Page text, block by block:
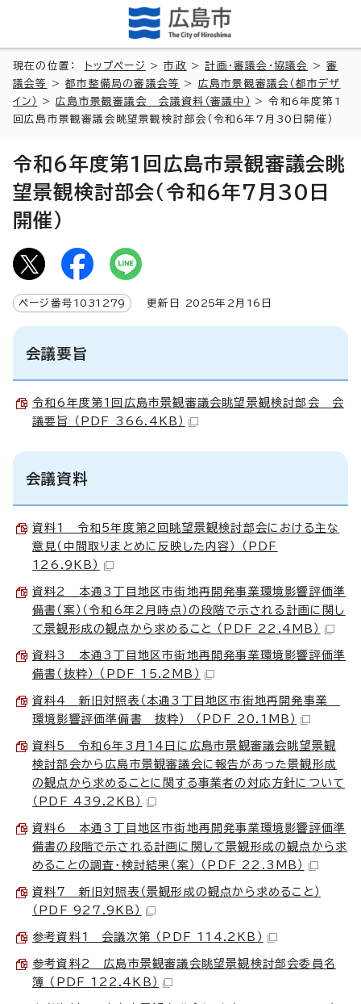
現在の位置： トップページ >市政 >計画・審議会・協議会 >審
議会等
>都市整備局の審議会等 > 広島市景観審議会（都市デザ
イン）
>広島市景観審議会 会議資料（審議中）
> 令和6年度第1
回広島市景観審議会眺望景観検討部会（令和6年7月30日開催）
令和6年度第1回広島市景観審議会眺
望景観検討部会（令和6年7月30日
開催）
ページ番号 1031279 更新日 2025年2月 16 日
会議要旨
令和6年度第1回広島市景観審議会眺望景観検討部会 会
議要旨 （PDF 366.4KB）
会議資料
資料1 令和5年度第2回眺望景観検討部会における主な
意見（中間取りまとめに反映した内容） （PDF
126.9KB）
資料2 本通3丁目地区市街地再開発事業環境影響評価準
備書（案）（令和6年2月時点）の段階で示される計画に関し
て景観形成の観点から求めること （PDF 22.4MB）
資料3 本通3丁目地区市街地再開発事業環境影響評価準
備書（抜粋） （PDF 15.2MB）
資料4 新旧対照表（本通3丁目地区市街地再開発事業
環境影響評価準備書 抜粋） （PDF 20.1MB）
資料5 令和6年3月14日に広島市景観審議会眺望景観
検討部会から広島市景観審議会に報告があった景観形成
の観点から求めることに関する事業者の対応方針について
（PDF 439.2KB）
資料6 本通3丁目地区市街地再開発事業環境影響評価準
備書の段階で示される計画に関して景観形成の観点から求
めることの調査・検討結果（案） （PDF 22.3MB）
資料7 新旧対照表（景観形成の観点から求めること）
（PDF 927.9KB）
参考資料1 会議次第 （PDF 114.2KB）
参考資料2 広島市景観審議会眺望景観検討部会委員名
簿 （PDF 122.4KB）